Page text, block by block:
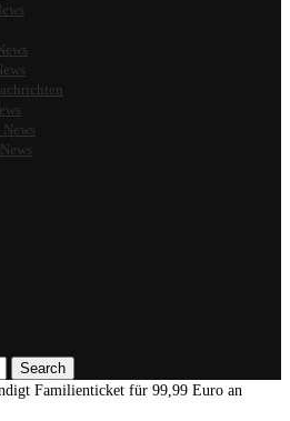
Search
Familienticket für 99,99 Euro an